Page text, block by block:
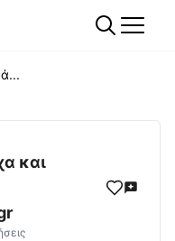
| Δες
και